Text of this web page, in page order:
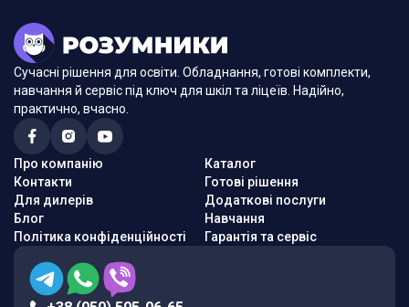
Сучасні рішення для освіти. Обладнання, готові комплекти,
навчання й сервіс під ключ для шкіл та ліцеїв. Надійно,
практично, вчасно.
Про компанію
Контакти
Для дилерів
Блог
Політика конфіденційності
Каталог
Готові рішення
Додаткові послуги
Навчання
Гарантія та сервіс